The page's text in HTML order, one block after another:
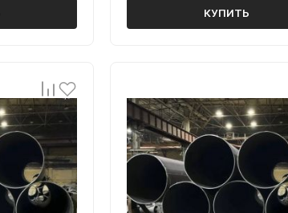
КУПИТЬ